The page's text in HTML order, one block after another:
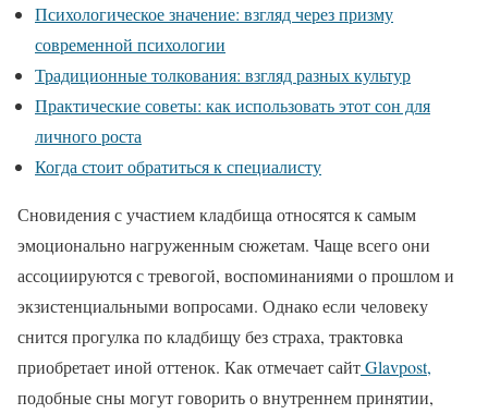
Психологическое значение: взгляд через призму
современной психологии
Традиционные толкования: взгляд разных культур
Практические советы: как использовать этот сон для
личного роста
Когда стоит обратиться к специалисту
Сновидения с участием кладбища относятся к самым
эмоционально нагруженным сюжетам. Чаще всего они
ассоциируются с тревогой, воспоминаниями о прошлом и
экзистенциальными вопросами. Однако если человеку
снится прогулка по кладбищу без страха, трактовка
приобретает иной оттенок. Как отмечает сайтGlavpost,
подобные сны могут говорить о внутреннем принятии,